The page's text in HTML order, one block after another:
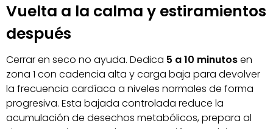
Vuelta a la calma y estiramientos
después
Cerrar en seco no ayuda. Dedica 5 a 10 minutosen
zona 1 con cadencia alta y carga baja para devolver
la frecuencia cardíaca a niveles normales de forma
progresiva. Esta bajada controlada reduce la
acumulación de desechos metabólicos, prepara al